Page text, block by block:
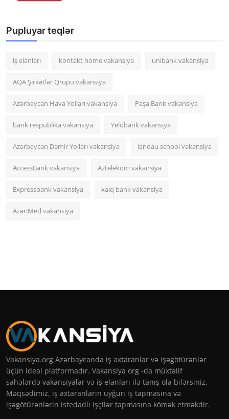
Pupluyar teqlər
iş elanları kontakt home vakansiya unibank vakansiya
AQA Şirkətlər Qrupu vakansiya
Azərbaycan Hava Yolları vakansiya Paşa Bank vakansiya
bank respublika vakansiya Yelobank vakansiya
Azərbaycan Dəmir Yolları vakansiya landau school vakansiya
AccessBank vakansiya Aztelekom vakansiya
Expressbank vakansiya xalq bank vakansiya
AzəriMed vakansiya
Vakansiya.org Azərbaycanda iş axtaranlar və işəgötürənlər
üçün ideal platformadır. Vakansiya org -da müxtəlif
sahələrdə vakansiyalar və iş elanları ilə tanış ola bilərsiniz.
Məqsədimiz, iş axtaranların uyğun iş tapmasına və
işəgötürənlərin istedadlı işçilər tapmasına kömək etməkdir.